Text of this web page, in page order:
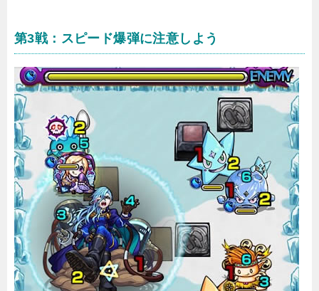
第3戦：スピード爆弾に注意しよう